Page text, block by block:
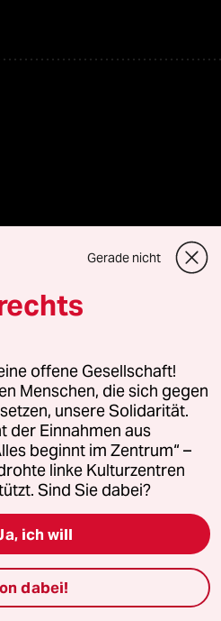
Gerade nicht
offene Gesellschaft!
Menschen, die sich gegen
unsere Solidarität.
der Einnahmen aus
beginnt im Zentrum“ –
linke Kulturzentren
Sind Sie dabei?
ich will
dabei!